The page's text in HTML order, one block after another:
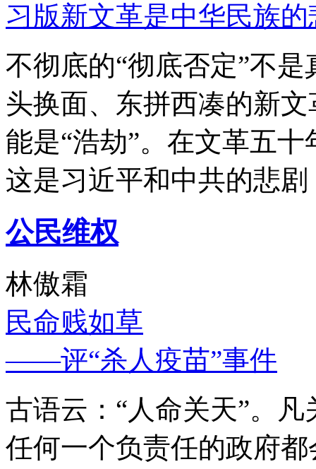
习版新文革是中华民族的
不彻底的“彻底否定”不
头换面、东拼西凑的新
能是“浩劫”。在文革五
这是习近平和中共的悲
公民维权
林傲霜
民命贱如草
——评“杀人疫苗”事件
古语云：“人命关天”。
任何一个负责任的政府